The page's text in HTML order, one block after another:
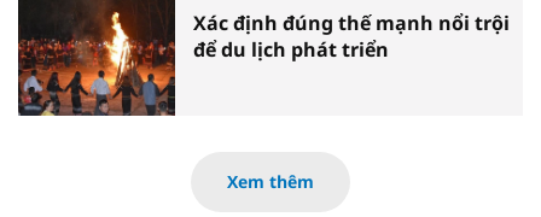
Xác định đúng thế mạnh nổi trội
để du lịch phát triển
Xem thêm